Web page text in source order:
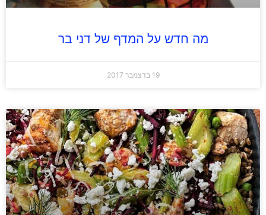
מה חדש על המדף של דני בר
19 בדצמבר 2017